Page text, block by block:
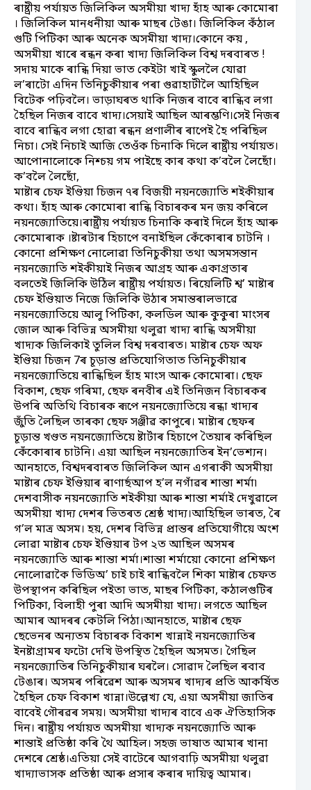
ৰাষ্ট্ৰীয় পৰ্যায়ত জিলিকিল অসমীয়া খাদ্য হাঁহ আৰু কোমোৰা
। জিলিকিল মানধনীয়া আৰু মাছৰ টেঙা। জিলিকিল কঁঠাল
গুটি পিটিকা আৰু অনেক অসমীয়া খাদ্য।কোনে কয় ,
অসমীয়া খাৰে ৰন্ধন কৰা খাদ্য জিলিকিল বিশ্ব দৰবাৰত !
সদায় মাকে ৰান্ধি দিয়া ভাত কেইটা খাই স্কুললৈ যোৱা
ল’ৰাটো এদিন তিনিচুকীয়াৰ পৰা গুৱাহাটীলৈ আহিছিল
বিটেক পঢ়িবলৈ। ভাড়াঘৰত থাকি নিজৰ বাবে ৰান্ধিব লগা
হৈছিল নিজৰ বাবে খাদ্য।সেয়াই আছিল আৰম্ভণি।সেই নিজৰ
বাবে ৰান্ধিব লগা হোৱা ৰন্ধন প্ৰণালীৰ ৰাপেই হৈ পৰিছিল
নিচা। সেই নিচাই আজি তেওঁক চিনাকি দিলে ৰাষ্ট্ৰীয় পৰ্যায়ত।
আপোনালোকে নিশ্চয় গম পাইছে কাৰ কথা ক’বলৈ লৈছোঁ।
ক’বলৈ লৈছোঁ,
মাষ্টাৰ চেফ ইণ্ডিয়া চিজন ৭ৰ বিজয়ী নয়নজ্যোতি শইকীয়াৰ
কথা। হাঁহ আৰু কোমোৰা ৰান্ধি বিচাৰকৰ মন জয় কৰিলে
নয়নজ্যোতিয়ে।ৰাষ্ট্ৰীয় পৰ্যায়ত চিনাকি কৰাই দিলে হাঁহ আৰু
কোমোৰাক ।ষ্টাৰটাৰ হিচাপে বনাইছিল কেঁকোৰাৰ চাটনি ।
কোনো প্ৰশিক্ষণ নোলোৱা তিনিচুকীয়া তথা অসমসন্তান
নয়নজ্যোতি শইকীয়াই নিজৰ আগ্ৰহ আৰু একাগ্ৰতাৰ
বলতেই জিলিকি উঠিল ৰাষ্ট্ৰীয় পৰ্যায়ত। ৰিয়েলিটি শ্ব’ মাষ্টাৰ
চেফ ইণ্ডিয়াত নিজে জিলিকি উঠাৰ সমান্তৰালভাৱে
নয়নজ্যোতিয়ে আলু পিটিকা, কলডিল আৰু কুকুৰা মাংসৰ
জোল আৰু বিভিন্ন অসমীয়া থলুৱা খাদ্য ৰান্ধি অসমীয়া
খাদ্যক জিলিকাই তুলিল বিশ্ব দৰবাৰত। মাষ্টাৰ চেফ অফ
ইণ্ডিয়া চিজন 7ৰ চূড়ান্ত প্ৰতিযোগিতাত তিনিচুকীয়াৰ
নয়নজ্যোতিয়ে ৰান্ধিছিল হাঁহ মাংস আৰু কোমোৰা। ছেফ
বিকাশ, ছেফ গৰিমা, ছেফ ৰনবীৰ এই তিনিজন বিচাৰকৰ
উপৰি অতিথি বিচাৰক ৰূপে নয়নজ্যোতিয়ে ৰন্ধা খাদ্যৰ
জুঁতি লৈছিল তাৰকা ছেফ সঞ্জীৱ কাপুৰে। মাষ্টাৰ ছেফৰ
চূড়ান্ত খণ্ডত নয়নজ্যোতিয়ে ষ্টাৰ্টাৰ হিচাপে তৈয়াৰ কৰিছিল
কেঁকোৰাৰ চাটনি। এয়া আছিল নয়নজ্যোতিৰ ইন’ভেশ্যন।
আনহাতে, বিশ্বদৰবাৰত জিলিকিল আন এগৰাকী অসমীয়া
মাষ্টাৰ চেফ ইণ্ডিয়াৰ ৰাণাৰ্ছআপ হ’ল নগাঁৱৰ শান্তা শৰ্মা৷
দেশবাসীক নয়নজ্যোতি শইকীয়া আৰু শান্তা শৰ্মাই দেখুৱালে
অসমীয়া খাদ্য দেশৰ ভিতৰত শ্ৰেষ্ঠ খাদ্য।আহিছিল ভাৰত, ৰৈ
গ’ল মাত্র অসম। হয়, দেশৰ বিভিন্ন প্ৰান্তৰ প্ৰতিযোগীয়ে অংশ
লোৱা মাষ্টাৰ চেফ ইণ্ডিয়াৰ টপ ২ত আছিল অসমৰ
নয়নজ্যোতি আৰু শান্তা শৰ্মা।শান্তা শৰ্মায়ো কোনো প্ৰশিক্ষণ
নোলোৱাকৈ ভিডিঅ’ চাই চাই ৰান্ধিবলৈ শিকা মাষ্টাৰ চেফত
উপস্থাপন কৰিছিল পইতা ভাত, মাছৰ পিটিকা, কঠালগুটিৰ
পিটিকা, বিলাহী পুৰা আদি অসমীয়া খাদ্য। লগতে আছিল
আমাৰ আদৰৰ কেটলি পিঠা।আনহাতে, মাষ্টাৰ ছেফ
ছেভেনৰ অন্যতম বিচাৰক বিকাশ খান্নাই নয়নজ্যোতিৰ
ইনষ্টাগ্ৰামৰ ফটো দেখি উপস্থিত হৈছিল অসমত। গৈছিল
নয়নজ্যোতিৰ তিনিচুকীয়াৰ ঘৰলৈ। সোৱাদ লৈছিল ৰবাব
টেঙাৰ। অসমৰ পৰিৱেশ আৰু অসমৰ খাদ্যৰ প্ৰতি আকৰ্ষিত
হৈছিল চেফ বিকাশ খান্না।উল্লেখ্য যে, এয়া অসমীয়া জাতিৰ
বাবেই গৌৰৱৰ সময়। অসমীয়া খাদ্যৰ বাবে এক ঐতিহাসিক
দিন। ৰাষ্ট্ৰীয় পৰ্যায়ত অসমীয়া খাদ্যক নয়নজ্যোতি আৰু
শান্তাই প্ৰতিষ্ঠা কৰি থৈ আহিল। সহজ ভাষাত আমাৰ খানা
দেশৰে শ্ৰেষ্ঠ।এতিয়া সেই বাটেৰে আগবাঢ়ি অসমীয়া থলুৱা
খাদ্যাভাসক প্ৰতিষ্ঠা আৰু প্ৰসাৰ কৰাৰ দায়িত্ব আমাৰ।